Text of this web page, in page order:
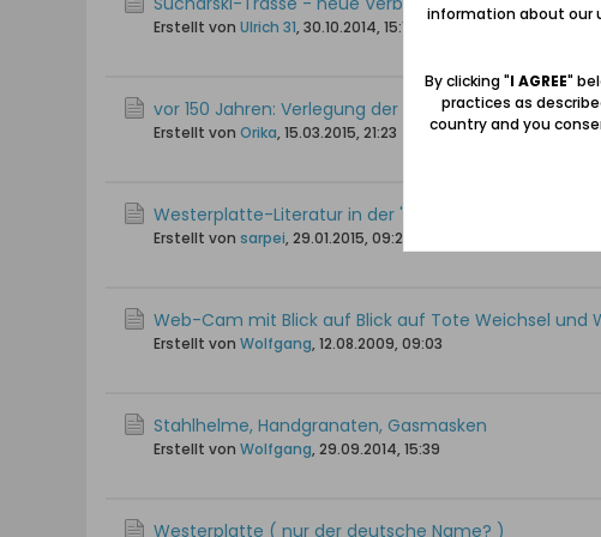
Erstellt von Ulrich 31, 30.10.2014, 15:12
vor 150 Jahren: Verlegung der Marinestation nach Kiel
Erstellt von Orika, 15.03.2015, 21:23
Westerplatte-Literatur in der 'Pommern digitale
Erstellt von sarpei, 29.01.2015, 09:29
Web-Cam mit Blick auf Blick auf Tote Weichsel und
Erstellt von Wolfgang, 12.08.2009, 09:03
Stahlhelme, Handgranaten, Gasmasken
Erstellt von Wolfgang, 29.09.2014, 15:39
Westerplatte ( nur der deutsche Name? )
information about our
By clicking "I AGREE"
practices as
country and you